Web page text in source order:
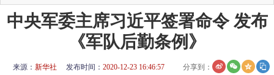
中央军委主席习近平签署命令 发布
《军队后勤条例》
来源： 新华社 发布时间： 2020-12-23 16:46:57 分享到：